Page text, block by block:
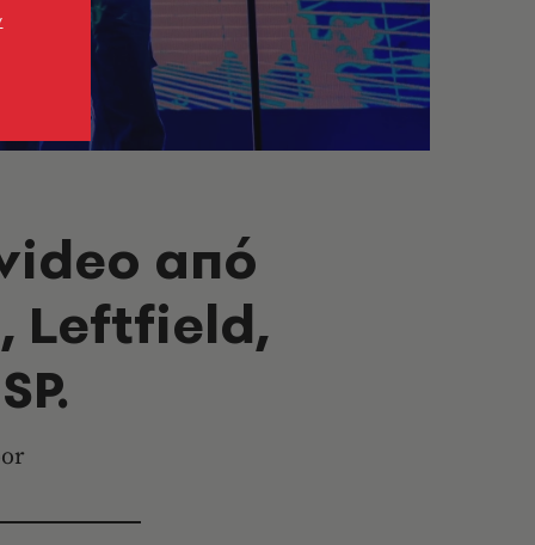
από
Leftfield,